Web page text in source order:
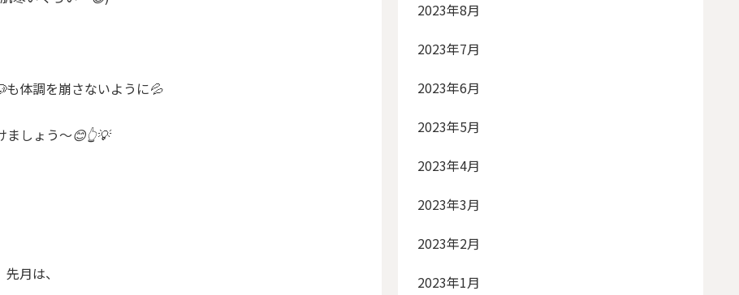
も体調を崩さないように💦
ましょう〜😊👆💡
先月は、
2023年8月
2023年7月
2023年6月
2023年5月
2023年4月
2023年3月
2023年2月
2023年1月